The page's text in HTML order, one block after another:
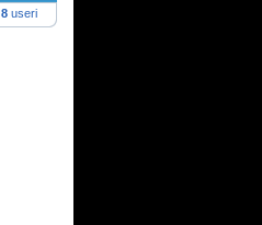
8useri